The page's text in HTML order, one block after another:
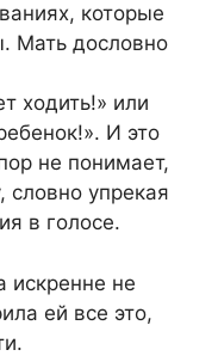
которые
Мать дословно
ходить!» или
И это
не понимает,
словно упрекая
в голосе.
искренне не
ей все это,